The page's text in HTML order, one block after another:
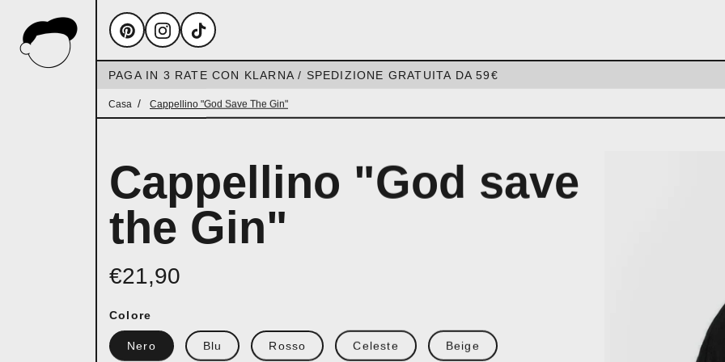
PAGA IN 3 RATE CON KLARNA / SPEDIZIONE GRATUITA DA 59€
Casa Cappellino "God Save The Gin"
Cappellino "God save
the Gin"
€21,90
Colore
Nero Blu Rosso Celeste Beige